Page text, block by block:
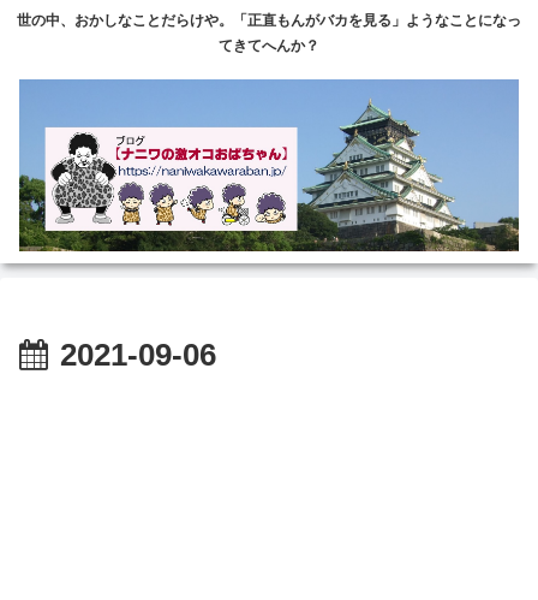
世の中、おかしなことだらけや。「正直もんがバカを見る」ようなことになっ
てきてへんか？
2021-09-06